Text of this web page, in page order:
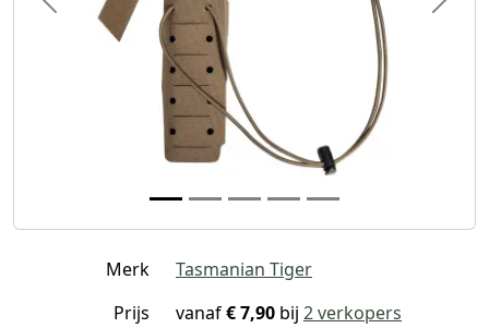
Previous Next
Merk
Tasmanian Tiger
Prijs
vanaf€ 7,90 bij 2 verkopers